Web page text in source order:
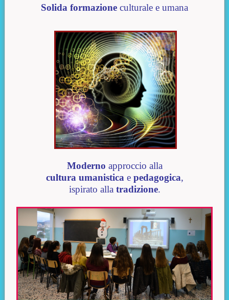
Solida formazione culturale e umana
Moderno approccio alla
cultura umanistica e pedagogica,
ispirato alla tradizione.